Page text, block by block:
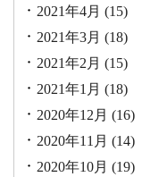
2021年4月 (15)
2021年3月 (18)
2021年2月 (15)
2021年1月 (18)
2020年12月 (16)
2020年11月 (14)
2020年10月 (19)